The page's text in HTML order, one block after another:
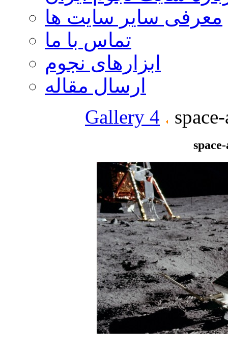
معرفی سایر سایت ها
تماس با ما
ابزارهای نجوم
ارسال مقاله
Gallery 4